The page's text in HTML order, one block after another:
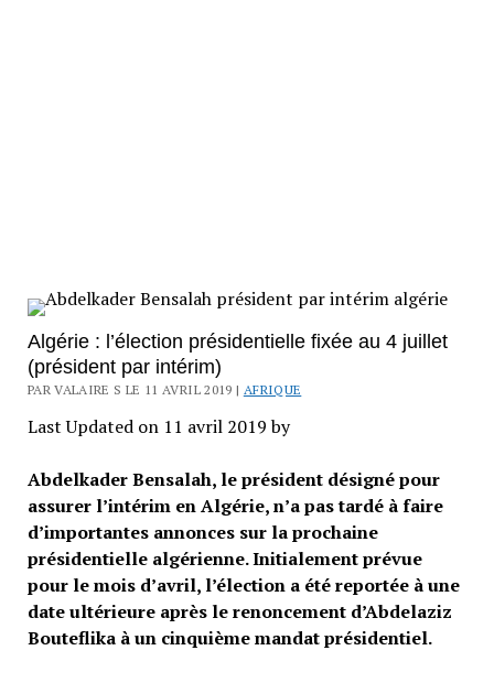
Algérie : l’élection présidentielle fixée au 4 juillet
(président par intérim)
PAR VALAIRE S LE 11 AVRIL 2019 | AFRIQUE
Last Updated on 11 avril 2019 by
Abdelkader Bensalah, le président désigné pour
assurer l’intérim en Algérie, n’a pas tardé à faire
d’importantes annonces sur la prochaine
présidentielle algérienne. Initialement prévue
pour le mois d’avril, l’élection a été reportée à une
date ultérieure après le renoncement d’Abdelaziz
Bouteflika à un cinquième mandat présidentiel.